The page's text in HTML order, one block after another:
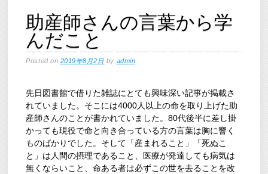
助産師さんの言葉から学
んだこと
Posted on 2019年8月2日 by admin
先日図書館で借りた雑誌にとても興味深い記事が掲載さ
れていました。そこには4000人以上の命を取り上げた助
産師さんのことが書かれていました。80代後半に差し掛
かっても現役で命と向き合っている方の言葉は胸に響く
ものばかりでした。そして「産まれること」「死ぬこ
と」は人間の摂理であること、医療が発達しても病気は
無くならいこと、命ある者は必ずこの世を去ることを改